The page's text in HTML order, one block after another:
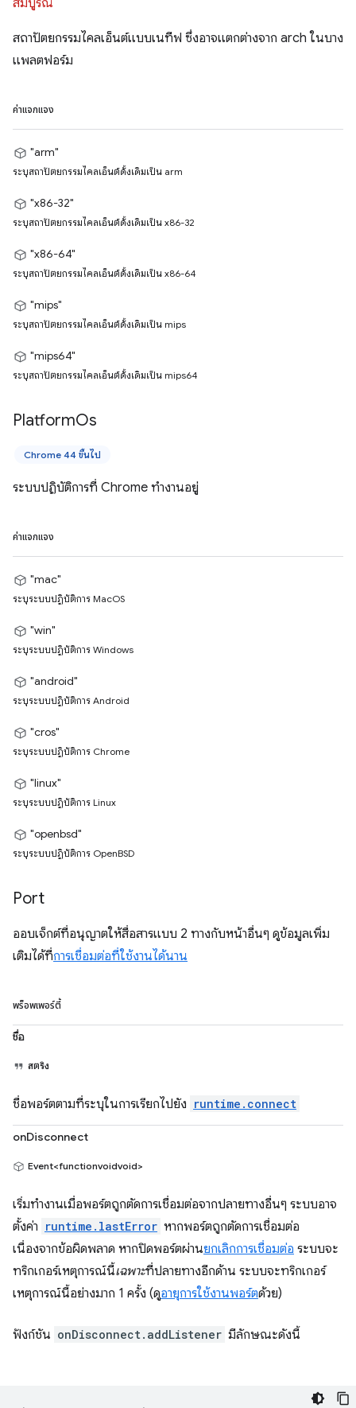
สมบูรณ์
สถาปัตยกรรมไคลเอ็นต์แบบเนทีฟ ซึ่งอาจแตกต่างจาก arch ในบาง
แพลตฟอร์ม
ค่าแจกแจง
"arm"
ระบุสถาปัตยกรรมไคลเอ็นต์ดั้งเดิมเป็น arm
"x86-32"
ระบุสถาปัตยกรรมไคลเอ็นต์ดั้งเดิมเป็น x86-32
"x86-64"
ระบุสถาปัตยกรรมไคลเอ็นต์ดั้งเดิมเป็น x86-64
"mips"
ระบุสถาปัตยกรรมไคลเอ็นต์ดั้งเดิมเป็น mips
"mips64"
ระบุสถาปัตยกรรมไคลเอ็นต์ดั้งเดิมเป็น mips64
PlatformOs
Chrome 44 ขึ้นไป
ระบบปฏิบัติการที่ Chrome ทำงานอยู่
ค่าแจกแจง
"mac"
ระบุระบบปฏิบัติการ MacOS
"win"
ระบุระบบปฏิบัติการ Windows
"android"
ระบุระบบปฏิบัติการ Android
"cros"
ระบุระบบปฏิบัติการ Chrome
"linux"
ระบุระบบปฏิบัติการ Linux
"openbsd"
ระบุระบบปฏิบัติการ OpenBSD
Port
ออบเจ็กต์ที่อนุญาตให้สื่อสารแบบ 2 ทางกับหน้าอื่นๆ ดูข้อมูลเพิ่ม
เติมได้ที่การเชื่อมต่อที่ใช้งานได้นาน
พร็อพเพอร์ตี้
ชื่อ
สตริง
ชื่อพอร์ตตามที่ระบุในการเรียกไปยัง runtime.connect
onDisconnect
Event<functionvoidvoid>
เริ่มทำงานเมื่อพอร์ตถูกตัดการเชื่อมต่อจากปลายทางอื่นๆ ระบบอาจ
ตั้งค่า runtime.lastError หากพอร์ตถูกตัดการเชื่อมต่อ
เนื่องจากข้อผิดพลาด หากปิดพอร์ตผ่านยกเลิกการเชื่อมต่อ ระบบจะ
ทริกเกอร์เหตุการณ์นี้เฉพาะที่ปลายทางอีกด้าน ระบบจะทริกเกอร์
เหตุการณ์นี้อย่างมาก 1 ครั้ง (ดูอายุการใช้งานพอร์ตด้วย)
ฟังก์ชัน onDisconnect.addListener มีลักษณะดังนี้